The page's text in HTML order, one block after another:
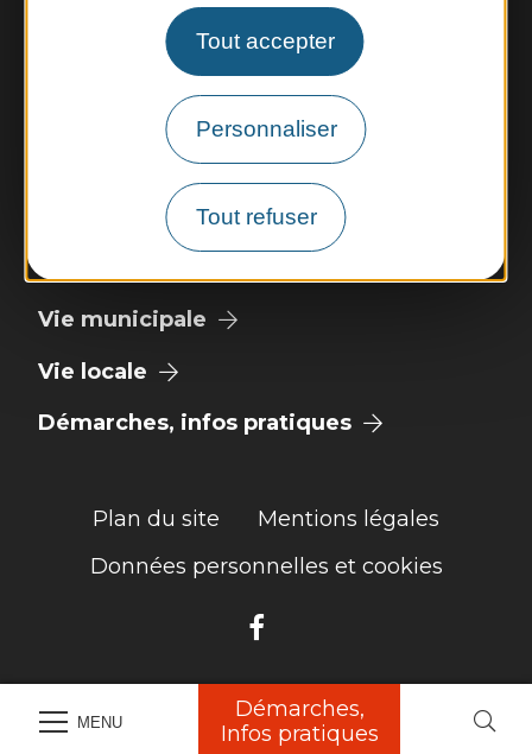
Tout accepter
Personnaliser
Tout refuser
MENU
Démarches,
Infos pratiques
Horaires d'ouverture :
Les lundis et jeudis de 10h à 12h et de 14h
Nous contacter
Découvrir
Vie municipale
Vie locale
Démarches, infos pratiques
Plan du site
Mentions légales
Données personnelles et cookies